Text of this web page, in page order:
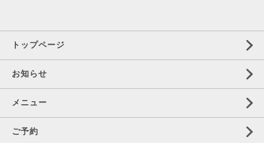
トップページ
お知らせ
メニュー
ご予約